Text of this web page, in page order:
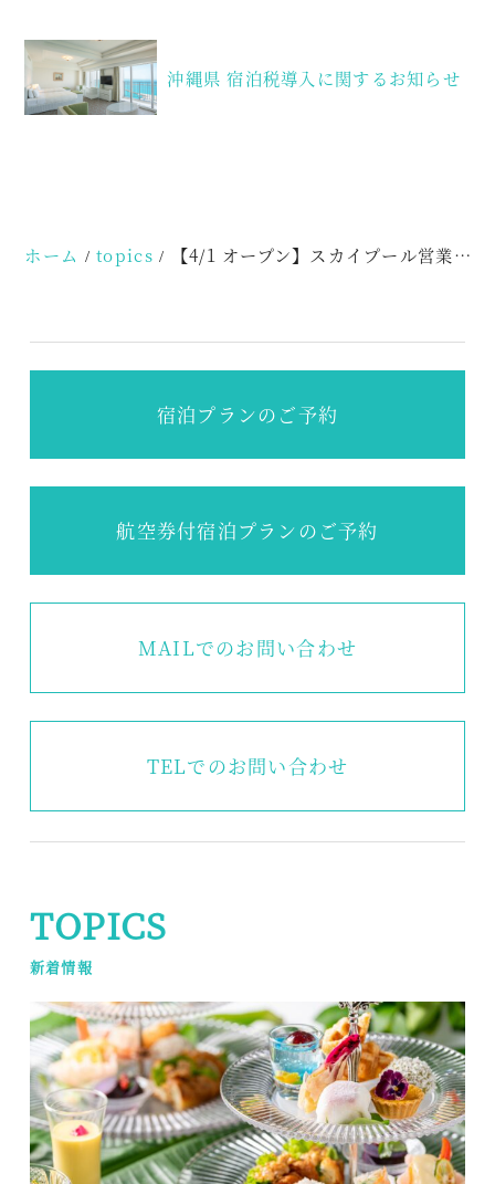
ビ
ゲ
沖縄県 宿泊税導入に関するお知らせ
ホーム topics 【4/1 オープン】スカイプール営業開始のおしらせ
宿泊プランのご予約
航空券付宿泊プランのご予約
MAILでのお問い合わせ
TELでのお問い合わせ
TOPICS
新着情報